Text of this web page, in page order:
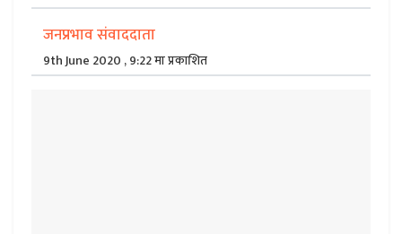
जनप्रभाव संवाददाता
9th June 2020 , 9:22 मा प्रकाशित